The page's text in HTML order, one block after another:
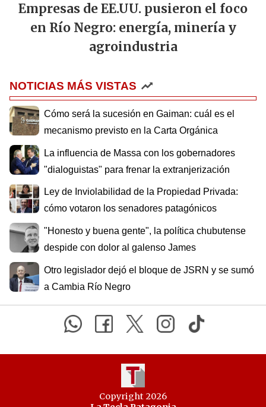
Empresas de EE.UU. pusieron el foco
en Río Negro: energía, minería y
agroindustria
NOTICIAS MÁS VISTAS
Cómo será la sucesión en Gaiman: cuál es el
mecanismo previsto en la Carta Orgánica
La influencia de Massa con los gobernadores
"dialoguistas" para frenar la extranjerización
Ley de Inviolabilidad de la Propiedad Privada:
cómo votaron los senadores patagónicos
"Honesto y buena gente", la política chubutense
despide con dolor al galenso James
Otro legislador dejó el bloque de JSRN y se sumó
a Cambia Río Negro
Copyright 2026